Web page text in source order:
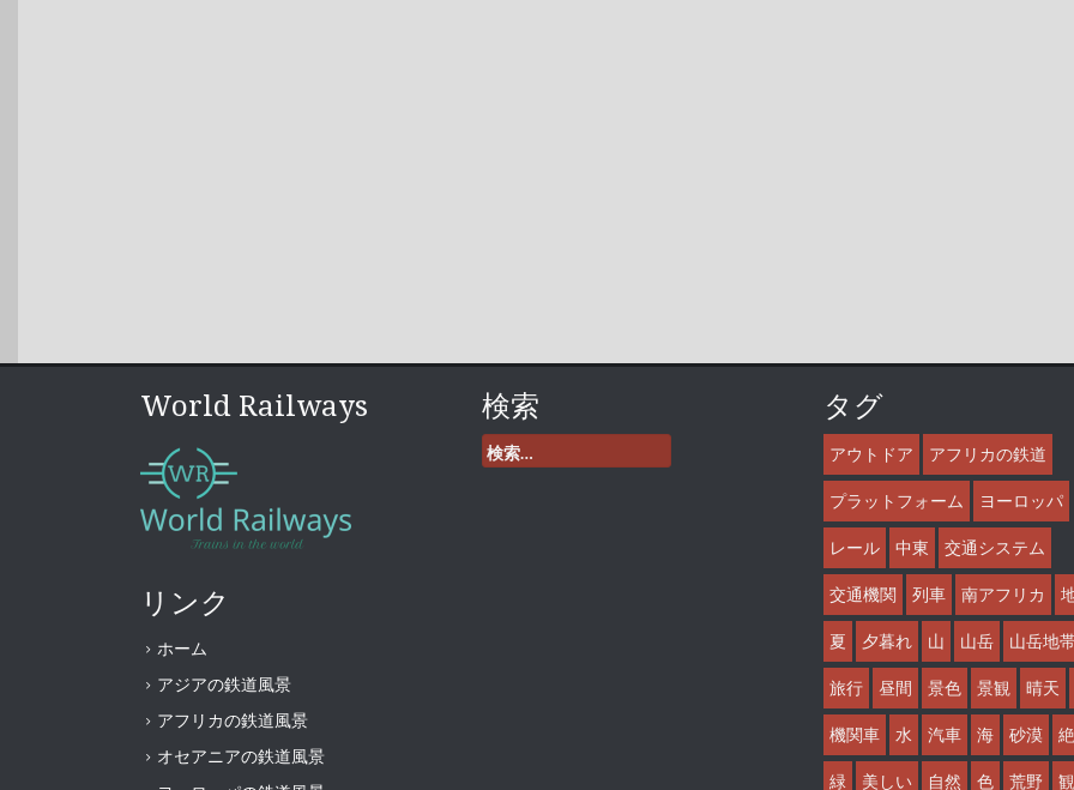
World Railways
リンク
ホーム
アジアの鉄道風景
アフリカの鉄道風景
オセアニアの鉄道風景
検索
検
索:
タグ
アウトドア アフリカの鉄道
プラットフォーム ヨーロッパ
レール 中東 交通システム
交通機関 列車 南アフリカ
夏 夕暮れ 山 山岳 山岳地
旅行 昼間 景色 景観 晴天
機関車 水 汽車 海 砂漠
緑 美しい 自然 色 荒野